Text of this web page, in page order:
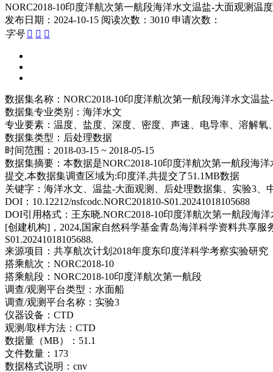
NORC2018-10印度洋航次第一航段海洋水文温盐-大面观测
发布日期：2024-10-15 阅读次数：3010 申请次数：
字号   
数据集名称： NORC2018-10印度洋航次第一航段海洋水文温
数据集专业类别： 海洋水文
专业要素： 温度、盐度、深度、密度、声速、电导率、溶解氧
数据集类型： 后处理数据
时间范围： 2018-03-15 ~ 2018-05-15
数据集摘要： 本数据是NORC2018-10印度洋航次第一航段海
提交,本数据集调查区域为:印度洋,共提交了51.1MB数据
关键字： 海洋水文、温盐-大面观测、后处理数据集、实验3、
DOI： 10.12212/nsfcodc.NORC201810-S01.20241018105688
DOI引用格式： 王东晓.NORC2018-10印度洋航次第一航段海
[创建机构]，2024,国家自然科学基金青岛海洋科学资料共享服务
S01.20241018105688.
来源项目： 共享航次计划2018年度东印度洋科学考察实验研究
搭乘航次： NORC2018-10
搭乘航段： NORC2018-10印度洋航次第一航段
调查/观测平台类型： 水面船
调查/观测平台名称： 实验3
仪器设备： CTD
观测/取样方法： CTD
数据量（MB）： 51.1
文件数量： 173
数据格式说明： cnv